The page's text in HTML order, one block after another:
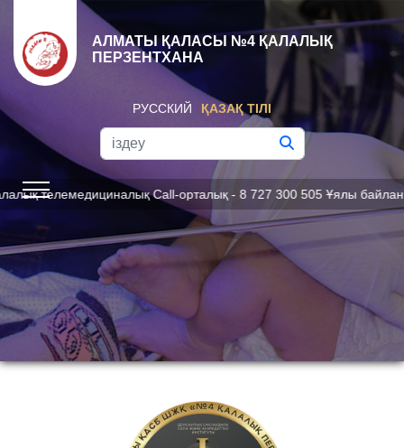
АЛМАТЫ ҚАЛАСЫ №4 ҚАЛАЛЫҚ
ПЕРЗЕНТХАНА
РУССКИЙ ҚАЗАҚ ТІЛІ
телемедициналық Call-орталық - 8 727 300 505 Ұялы байланыс